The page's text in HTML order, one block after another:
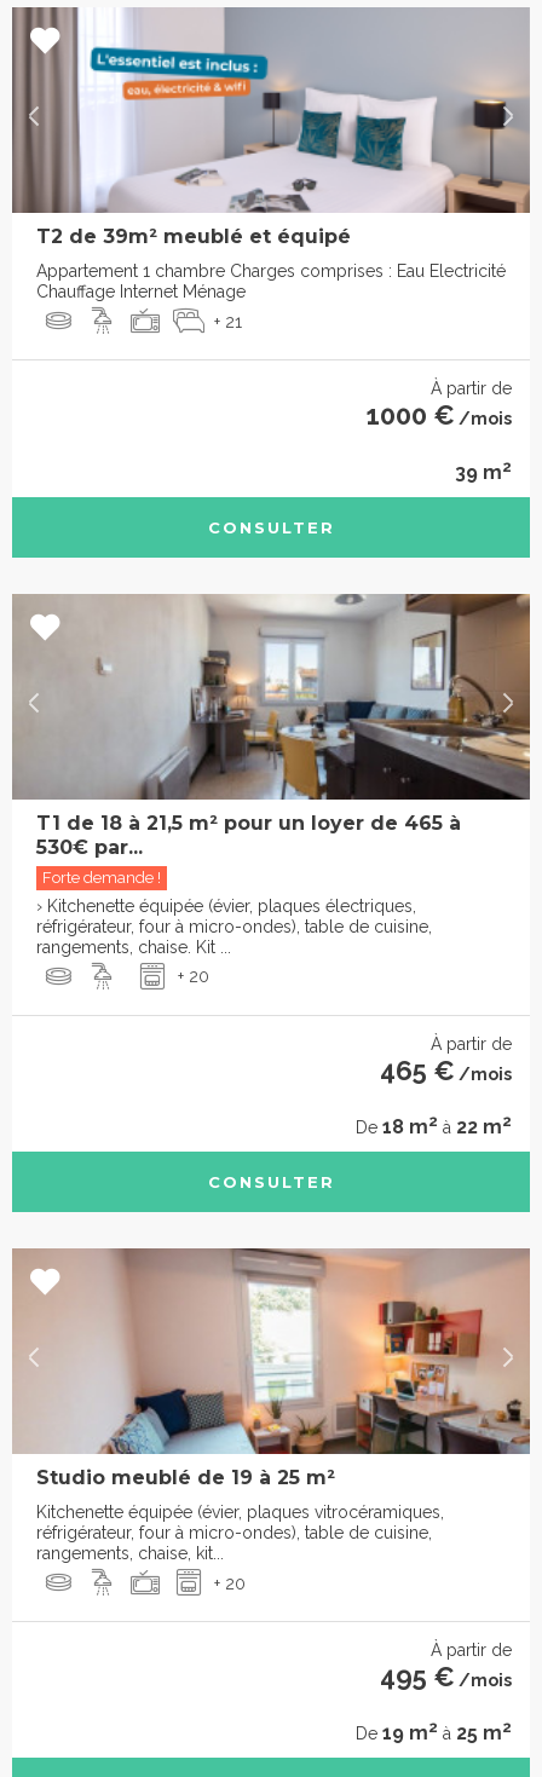
T2 de 39m² meublé et équipé
Appartement 1 chambre Charges comprises : Eau Electricité
Chauffage Internet Ménage
+ 21
À partir de
1000 € /mois
39 m2
CONSULTER
T1 de 18 à 21,5 m² pour un loyer de 465 à
530€ par...
Forte demande !
› Kitchenette équipée (évier, plaques électriques,
réfrigérateur, four à micro-ondes), table de cuisine,
rangements, chaise. Kit ...
+ 20
À partir de
465 € /mois
De 18 m2 à 22 m2
CONSULTER
Studio meublé de 19 à 25 m²
Kitchenette équipée (évier, plaques vitrocéramiques,
réfrigérateur, four à micro-ondes), table de cuisine,
rangements, chaise, kit...
+ 20
À partir de
495 € /mois
De 19 m2 à 25 m2